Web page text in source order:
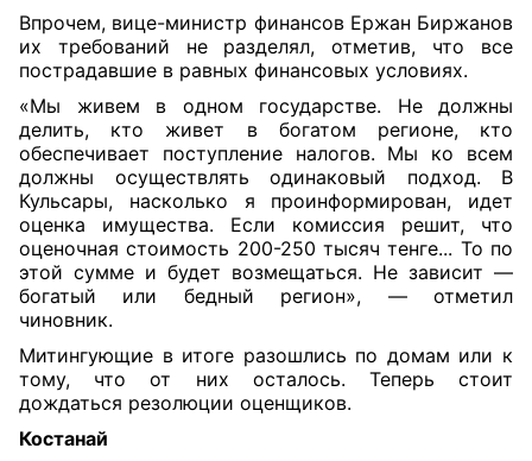
Впрочем, вице-министр финансов Ержан Биржанов
их требований не разделял, отметив, что все
пострадавшие в равных финансовых условиях.
«Мы живем в одном государстве. Не должны
делить, кто живет в богатом регионе, кто
обеспечивает поступление налогов. Мы ко всем
должны осуществлять одинаковый подход. В
Кульсары, насколько я проинформирован, идет
оценка имущества. Если комиссия решит, что
оценочная стоимость 200-250 тысяч тенге... То по
этой сумме и будет возмещаться. Не зависит —
богатый или бедный регион», — отметил
чиновник.
Митингующие в итоге разошлись по домам или к
тому, что от них осталось. Теперь стоит
дождаться резолюции оценщиков.
Костанай